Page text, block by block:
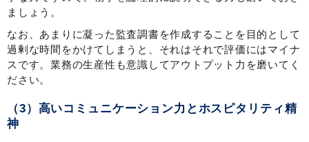
ましょう。
なお、あまりに凝った監査調書を作成することを目的として
過剰な時間をかけてしまうと、それはそれで評価にはマイナ
スです。業務の生産性も意識してアウトプット力を磨いてく
ださい。
（3）高いコミュニケーション力とホスピタリティ精
神